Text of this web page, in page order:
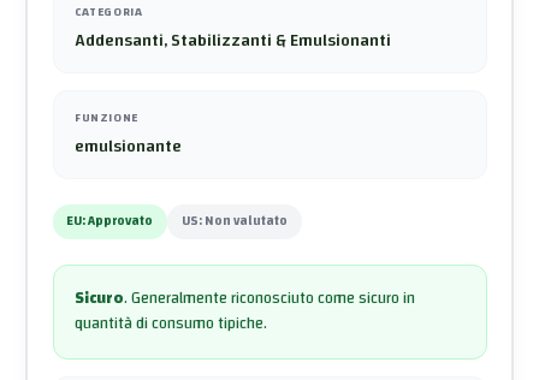
CATEGORIA
Addensanti, Stabilizzanti & Emulsionanti
FUNZIONE
emulsionante
EU:Approvato US:Non valutato
Sicuro.Generalmente riconosciuto come sicuro in
quantità di consumo tipiche.